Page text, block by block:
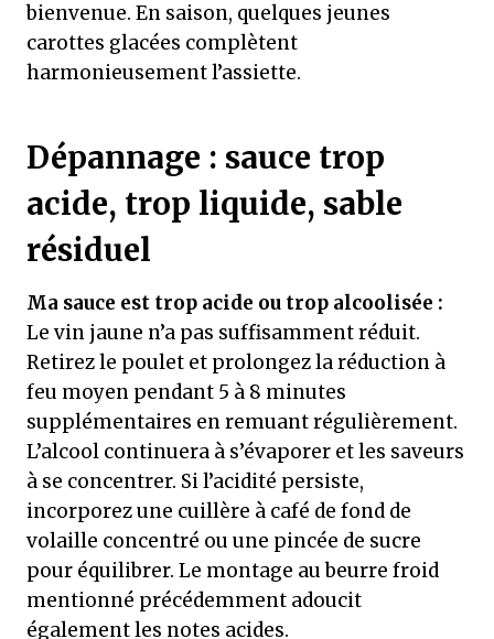
bienvenue. En saison, quelques jeunes
carottes glacées complètent
harmonieusement l’assiette.
Dépannage : sauce trop
acide, trop liquide, sable
résiduel
Ma sauce est trop acide ou trop alcoolisée :
Le vin jaune n’a pas suffisamment réduit.
Retirez le poulet et prolongez la réduction à
feu moyen pendant 5 à 8 minutes
supplémentaires en remuant régulièrement.
L’alcool continuera à s’évaporer et les saveurs
à se concentrer. Si l’acidité persiste,
incorporez une cuillère à café de fond de
volaille concentré ou une pincée de sucre
pour équilibrer. Le montage au beurre froid
mentionné précédemment adoucit
également les notes acides.